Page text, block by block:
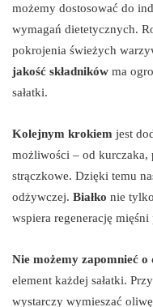
możemy dostosować do
wymagań dietetycznych.
pokrojenia świeżych
jakość składników ma
sałatki.
Kolejnym krokiem jest
możliwości – od kurczaka,
strączkowe. Dzięki temu
odżywczej. Białko nie
wspiera regenerację mięśni
Nie możemy zapomnieć o
element każdej sałatki.
wystarczy wymieszać